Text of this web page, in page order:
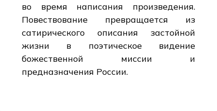
во время написания произведения.
Повествование превращается из
сатирического описания застойной
жизни в поэтическое видение
божественной миссии и
предназначения России.